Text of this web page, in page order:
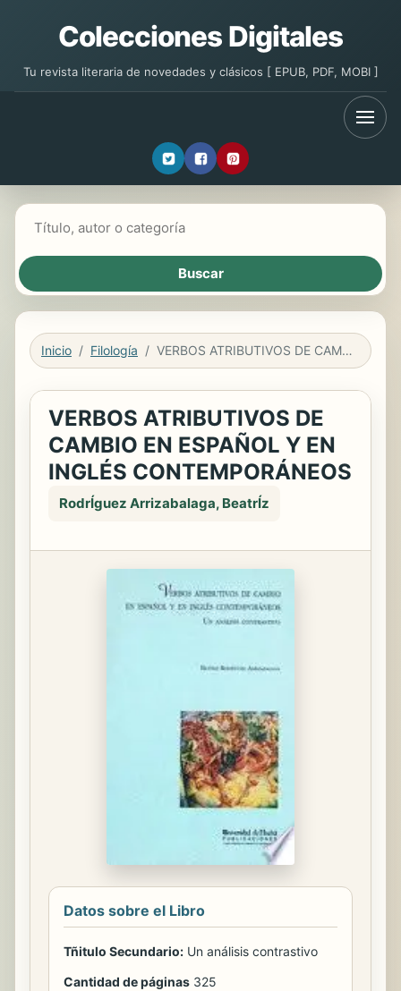
Colecciones Digitales
Tu revista literaria de novedades y clásicos [ EPUB, PDF, MOBI ]
Inicio Filología VERBOS ATRIBUTIVOS DE CAMBIO EN ESPAÑOL Y EN INGLÉS CONTEMPORÁNEOS
VERBOS ATRIBUTIVOS DE
CAMBIO EN ESPAÑOL Y EN
INGLÉS CONTEMPORÁNEOS
RodrÍguez Arrizabalaga, BeatrÍz
Datos sobre el Libro
Tñitulo Secundario: Un análisis contrastivo
Cantidad de páginas 325